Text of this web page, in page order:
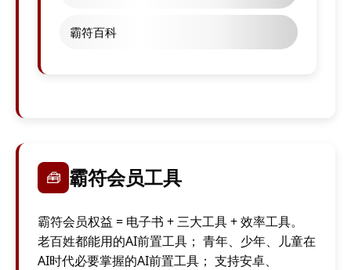
霸符百科
🧰 霸符会员工具
霸符会员权益 = 电子书 + 三大工具 + 效率工具。
老百姓都能用的AI前置工具； 青年、少年、儿童在
AI时代必要掌握的AI前置工具； 支持安卓、